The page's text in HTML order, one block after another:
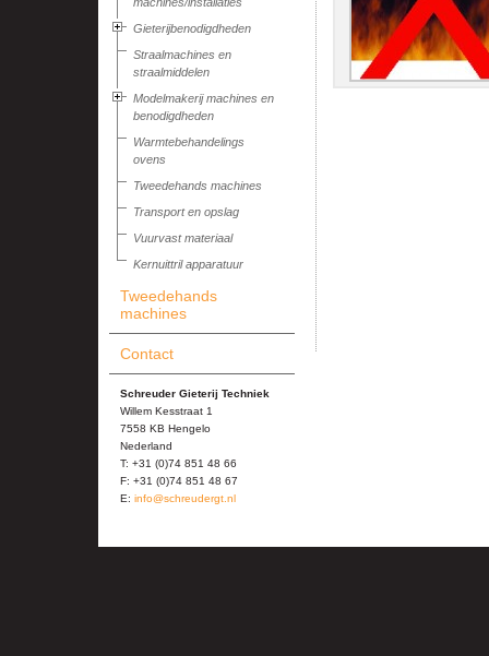
Gieterijbenodigdheden
Straalmachines en
straalmiddelen
Modelmakerij machines en
benodigdheden
Warmtebehandelings
ovens
Tweedehands machines
Transport en opslag
Vuurvast materiaal
Kernuittril apparatuur
Tweedehands
machines
Contact
Schreuder Gieterij Techniek
Willem Kesstraat 1
7558 KB Hengelo
Nederland
T: +31 (0)74 851 48 66
F: +31 (0)74 851 48 67
E: info@schreudergt.nl